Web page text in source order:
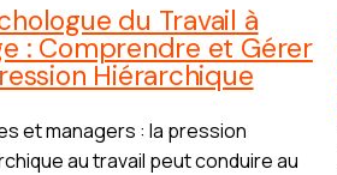
du Travail à
: Comprendre et Gérer
Hiérarchique
et managers : la pression
au travail peut conduire au